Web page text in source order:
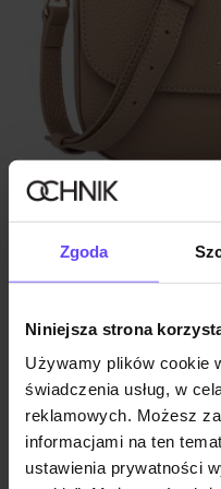
Zgoda
Niniejsza strona
Używamy plików cookie
świadczenia usług, w
reklamowych. Możesz
informacjami na ten
ustawienia prywatności
Różowa torebka
5.0 (1)